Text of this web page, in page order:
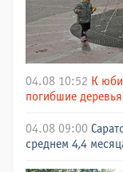
04.08 10:52 К
погибшие
04.08 09:00
среднем 4,4